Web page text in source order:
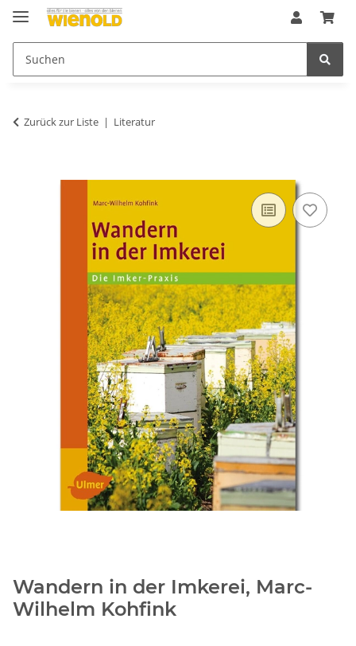
Zurück zur Liste Literatur
Wandern in der Imkerei, Marc-
Wilhelm Kohfink